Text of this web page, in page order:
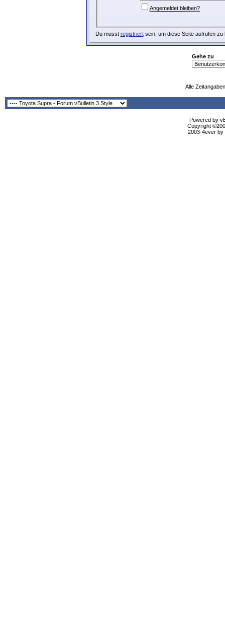
Angemeldet bleiben?
Du musst registriertsein, um diese Seite aufrufen zu
Gehe zu
Alle
Powered by
Copyright
2003-4ever by